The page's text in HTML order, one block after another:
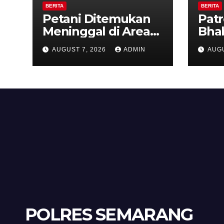
BERITA
Petani Ditemukan
Meninggal di Area
Persawahan
Kalibeji, Polisi
Pastikan Tidak Ada
AUGUST 7, 2026 ADMIN
BERITA
dan
POLRES SEMARANG